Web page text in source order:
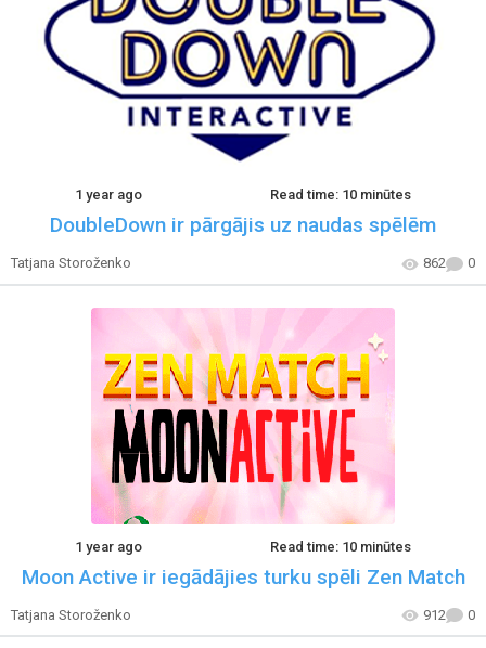
1 year ago Read time: 10 minūtes
DoubleDown ir pārgājis uz naudas spēlēm
Tatjana Storoženko 862 0
1 year ago Read time: 10 minūtes
Moon Active ir iegādājies turku spēli Zen Match
Tatjana Storoženko 912 0